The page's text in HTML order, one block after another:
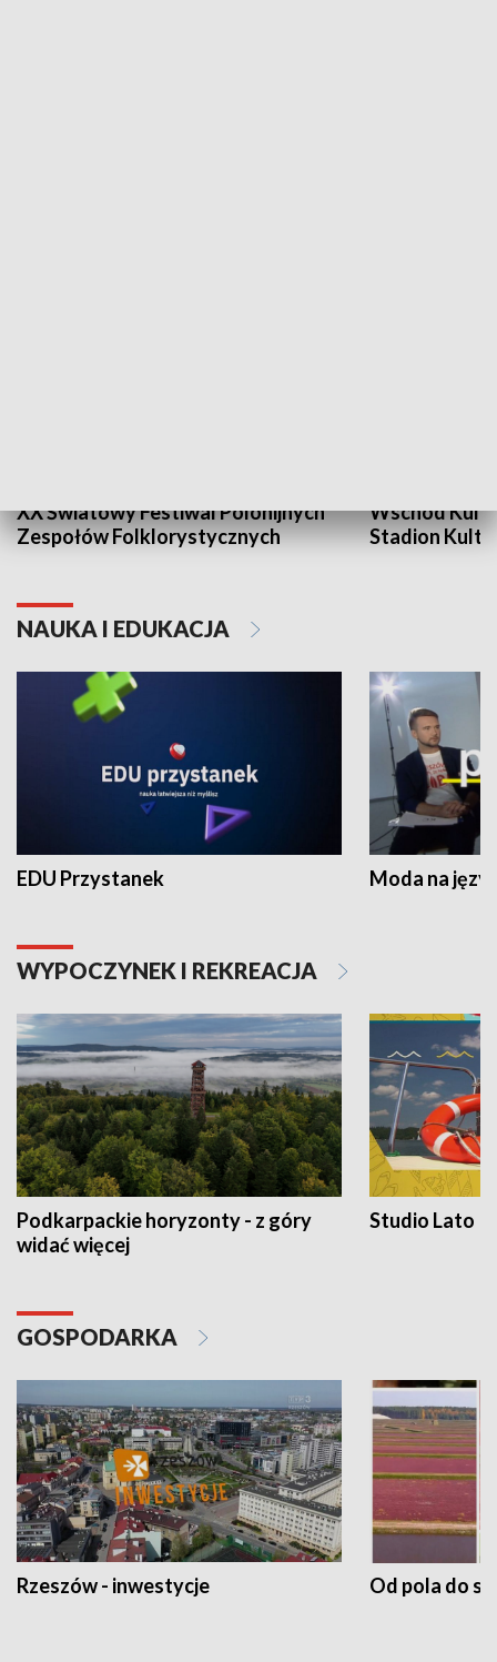
XX Światowy Festiwal Polonijnych
Zespołów Folklorystycznych
Wschód
Stadion
NAUKA I EDUKACJA
EDU Przystanek Moda na
WYPOCZYNEK I REKREACJA
Podkarpackie horyzonty - z góry
widać więcej
Studio Lato
GOSPODARKA
Rzeszów - inwestycje Od pola do